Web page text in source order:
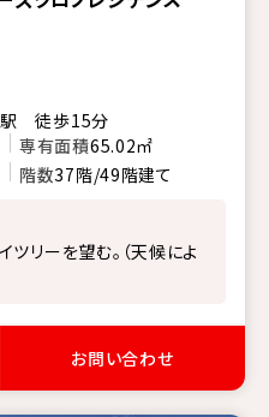
駅 徒歩15分
専有面積65.02㎡
階数37階/49階建て
リーを望む。（天候によ
お問い合わせ